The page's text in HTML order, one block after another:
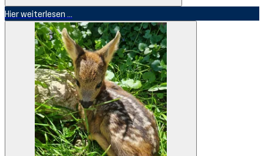
Hier weiterlesen ...